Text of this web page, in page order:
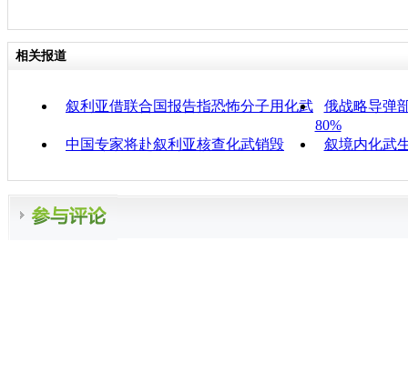
相关报道
叙利亚借联合国报告指恐怖分子用化武
俄战略导弹
80%
中国专家将赴叙利亚核查化武销毁
叙境内化武